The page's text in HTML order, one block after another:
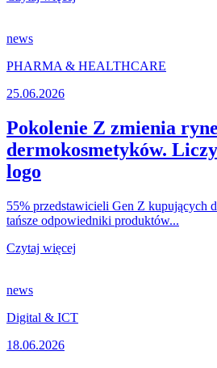
news
PHARMA & HEALTHCARE
25.06.2026
Pokolenie Z zmienia
dermokosmetyków. Liczy
logo
55% przedstawicieli Gen Z kupujących
tańsze odpowiedniki produktów...
Czytaj więcej
news
Digital & ICT
18.06.2026